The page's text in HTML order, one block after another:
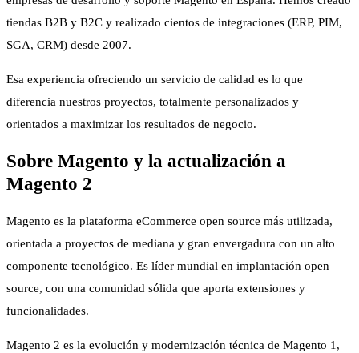
tiendas B2B y B2C y realizado cientos de integraciones (ERP, PIM,
SGA, CRM) desde 2007.
Esa experiencia ofreciendo un servicio de calidad es lo que
diferencia nuestros proyectos, totalmente personalizados y
orientados a maximizar los resultados de negocio.
Sobre Magento y la actualización a
Magento 2
Magento es la plataforma eCommerce open source más utilizada,
orientada a proyectos de mediana y gran envergadura con un alto
componente tecnológico. Es líder mundial en implantación open
source, con una comunidad sólida que aporta extensiones y
funcionalidades.
Magento 2 es la evolución y modernización técnica de Magento 1,